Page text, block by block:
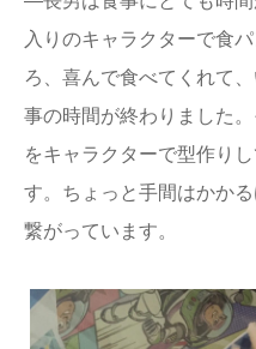
入りのキャラクターで食
ろ、喜んで食べてくれて
事の時間が終わりました
をキャラクターで型作り
す。ちょっと手間はかか
繋がっています。